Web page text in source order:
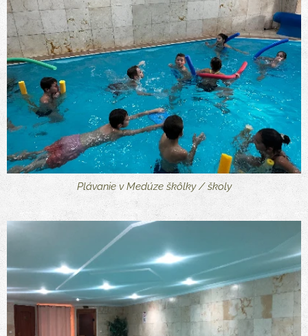
Plávanie v Medúze škôlky / školy